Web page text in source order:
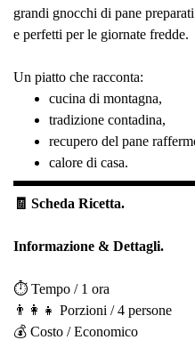
grandi gnocchi di pane
e perfetti per le giornate fredde.
Un piatto che racconta:
cucina di montagna,
tradizione contadina,
recupero del pane
calore di casa.
🧾 Scheda Ricetta.
Informazione & Dettagli.
⏱️ Tempo / 1 ora
👨‍👩‍👧 Porzioni / 4 persone
💰 Costo / Economico